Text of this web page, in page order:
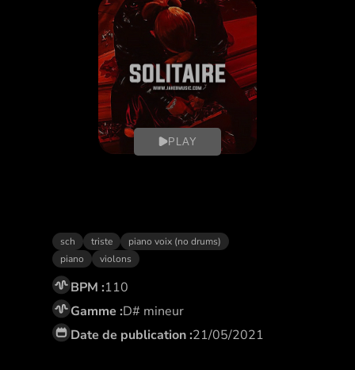
PLAY
sch triste
piano voix (no drums)
piano
violons
BPM :110
Gamme :D# mineur
Date de publication :21/05/2021